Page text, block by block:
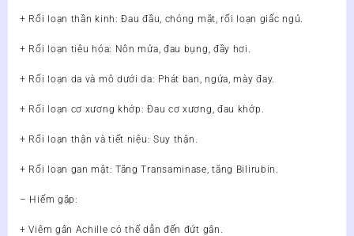
+ Rối loạn thần kinh: Đau đầu, chóng mặt, rối loạn giấc ngủ.
+ Rối loạn tiêu hóa: Nôn mửa, đau bụng, đầy hơi.
+ Rối loạn da và mô dưới da: Phát ban, ngứa, mày đay.
+ Rối loạn cơ xương khớp: Đau cơ xương, đau khớp.
+ Rối loạn thận và tiết niệu: Suy thận.
+ Rối loạn gan mật: Tăng Transaminase, tăng Bilirubin.
– Hiếm gặp:
+ Viêm gân Achille có thể dẫn đến đứt gân.